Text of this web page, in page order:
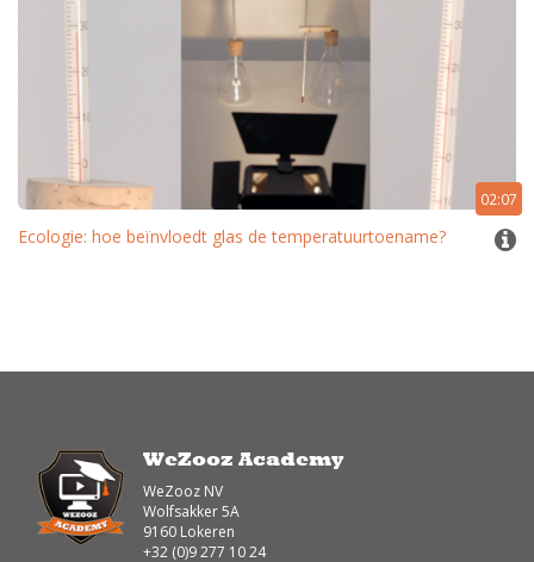
02:07
Ecologie: hoe beïnvloedt glas de temperatuurtoename?
WeZooz Academy
WeZooz NV
Wolfsakker 5A
9160 Lokeren
+32 (0)9 277 10 24